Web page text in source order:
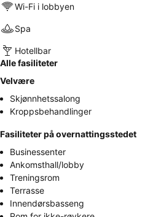
Wi-Fi i lobbyen
Spa
Hotellbar
Alle fasiliteter
Velvære
Skjønnhetssalong
Kroppsbehandlinger
Fasiliteter på overnattingsstedet
Businessenter
Ankomsthall/lobby
Treningsrom
Terrasse
Innendørsbasseng